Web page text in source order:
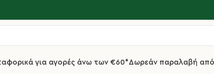
για αγορές άνω των €60*Δωρεάν παραλαβή